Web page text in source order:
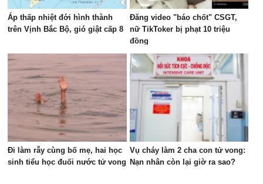
Áp thấp nhiệt đới hình thành
trên Vịnh Bắc Bộ, gió giật cấp 8
Đăng video "báo chốt" CSGT,
nữ TikToker bị phạt 10 triệu
đồng
Đi làm rẫy cùng bố mẹ, hai học
sinh tiểu học đuối nước tử vong
Vụ cháy làm 2 cha con tử vong:
Nạn nhân còn lại giờ ra sao?